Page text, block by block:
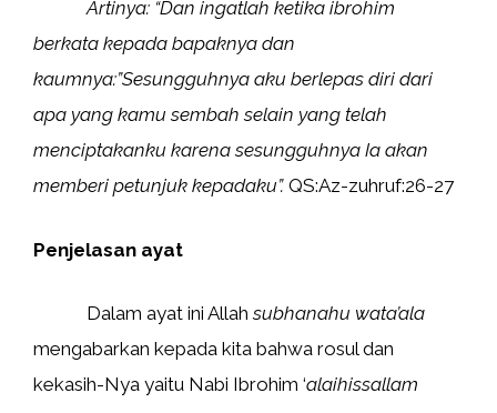
Artinya: “Dan ingatlah ketika ibrohim
berkata kepada bapaknya dan
kaumnya:”Sesungguhnya aku berlepas diri dari
apa yang kamu sembah selain yang telah
menciptakanku karena sesungguhnya Ia akan
memberi petunjuk kepadaku”. QS:Az-zuhruf:26-27
Penjelasan ayat
Dalam ayat ini Allahsubhanahu wata’ala
mengabarkan kepada kita bahwa rosul dan
kekasih-Nya yaitu Nabi Ibrohim ‘alaihissallam